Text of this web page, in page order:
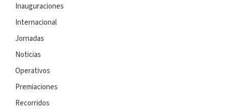
Inauguraciones
Internacional
Jornadas
Noticias
Operativos
Premiaciones
Recorridos